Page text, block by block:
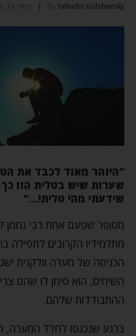
ByYehudis Golshevsky ינואר 15, 2023
"היזהר מאוד לכבד את
שערות שיש בטלית הזו כך
שידעתי מהי טלית!…"
מסופר שפעם אחת רבי נחמן
מתלמידיו הקרובים לתפילה
הכניסה של מערה וולקנית
השיחים, הוא סימן לו שהם
ההתבודדות שלהם.
ברגע שנכנסו לחלל המערה,